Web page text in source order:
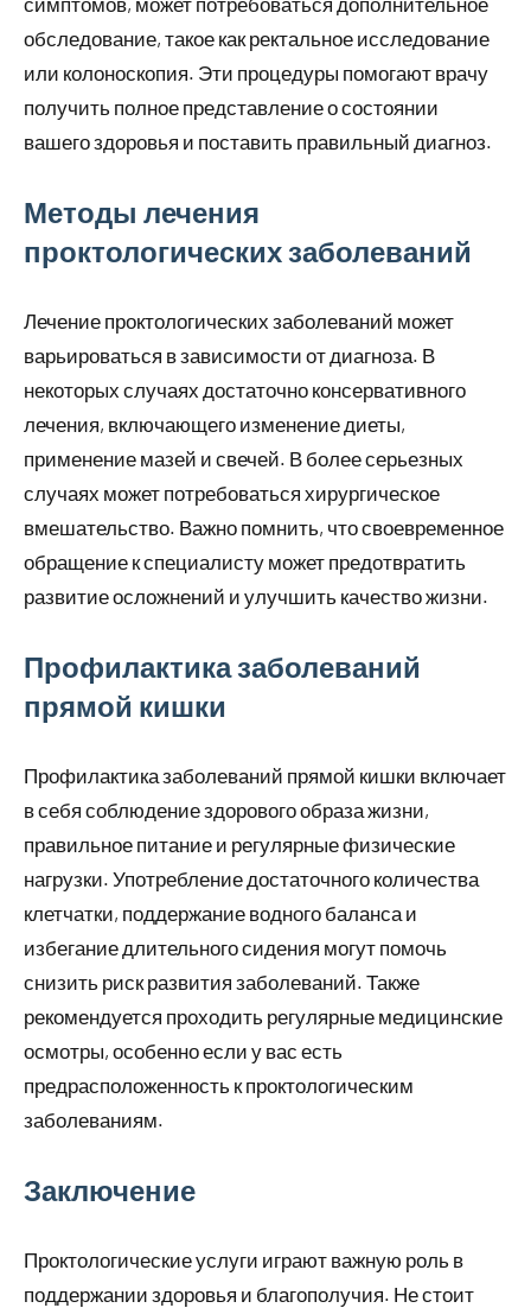
обследование, такое как ректальное исследование
или колоноскопия. Эти процедуры помогают врачу
получить полное представление о состоянии
вашего здоровья и поставить правильный диагноз.
Методы лечения
проктологических заболеваний
Лечение проктологических заболеваний может
варьироваться в зависимости от диагноза. В
некоторых случаях достаточно консервативного
лечения, включающего изменение диеты,
применение мазей и свечей. В более серьезных
случаях может потребоваться хирургическое
вмешательство. Важно помнить, что своевременное
обращение к специалисту может предотвратить
развитие осложнений и улучшить качество жизни.
Профилактика заболеваний
прямой кишки
Профилактика заболеваний прямой кишки включает
в себя соблюдение здорового образа жизни,
правильное питание и регулярные физические
нагрузки. Употребление достаточного количества
клетчатки, поддержание водного баланса и
избегание длительного сидения могут помочь
снизить риск развития заболеваний. Также
рекомендуется проходить регулярные медицинские
осмотры, особенно если у вас есть
предрасположенность к проктологическим
заболеваниям.
Заключение
Проктологические услуги играют важную роль в
поддержании здоровья и благополучия. Не стоит